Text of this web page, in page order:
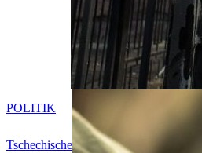
Tschechische
POLITIK